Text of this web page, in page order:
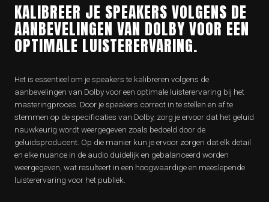
KALIBREER JE SPEAKERS VOLGENS DE
AANBEVELINGEN VAN DOLBY VOOR EEN
OPTIMALE LUISTERERVARING.
Het is essentieel om je speakers te kalibreren volgens de
aanbevelingen van Dolby voor een optimale luisterervaring bij het
masteringproces. Door je speakers correct in te stellen en af te
stemmen op de specificaties van Dolby, zorg je ervoor dat het geluid
nauwkeurig wordt weergegeven zoals bedoeld door de
geluidsproducent. Op die manier kun je ervoor zorgen dat elk detail
en elke nuance in de audio duidelijk en gebalanceerd worden
weergegeven, wat resulteert in een hoogwaardige en meeslepende
luisterervaring voor het publiek.